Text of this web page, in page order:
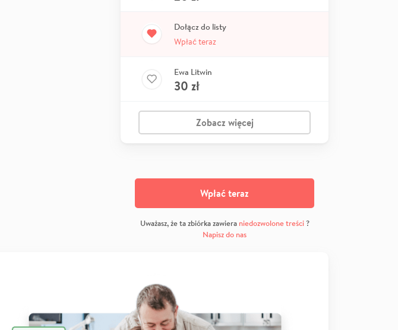
Dołącz do listy
Wpłać teraz
Ewa Litwin
30 zł
Zobacz więcej
Wpłać teraz
Uważasz, że ta zbiórka zawiera niedozwolone treści?
Napisz do nas